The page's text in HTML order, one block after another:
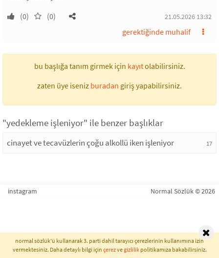
(0) (0) 21.05.2026 13:32
gerektiğinde muhalif
bu başlığa tanım girmek için kayıtolabilirsiniz.
zaten üye iseniz buradan giriş yapabilirsiniz.
"yedekleme işleniyor" ile benzer başlıklar
cinayet ve tecavüzlerin çoğu alkollü iken işleniyor 17
instagram Normal Sözlük © 2026
normal sözlük'ü kullanarak 3. parti dahil tarayıcı çerezlerinin kullanımına izin
vermektesiniz. Daha detaylı bilgi için çerezvegizlilikpolitikamıza bakabilirsiniz.